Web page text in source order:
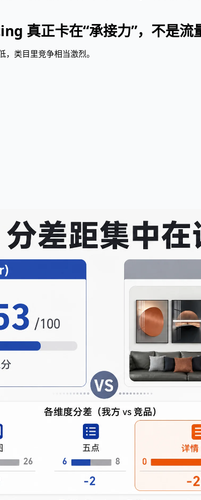
真正卡在“承接力”，不是流
类目里竞争相当激烈。